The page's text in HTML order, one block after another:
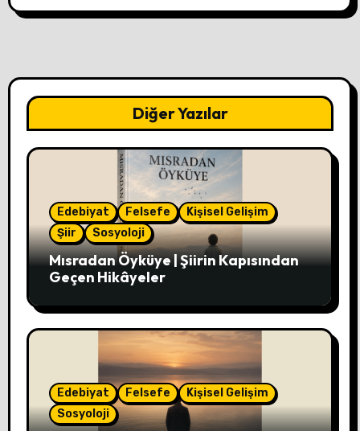
Diğer Yazılar
Edebiyat Felsefe
Kişisel Gelişim
Şiir
Sosyoloji
Mısradan Öyküye | Şiirin Kapısından
Geçen Hikâyeler
Edebiyat Felsefe
Kişisel Gelişim
Sosyoloji